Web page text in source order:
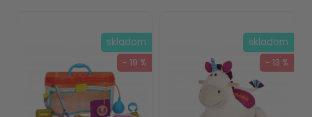
skladom
- 19 %
skladom
- 13 %